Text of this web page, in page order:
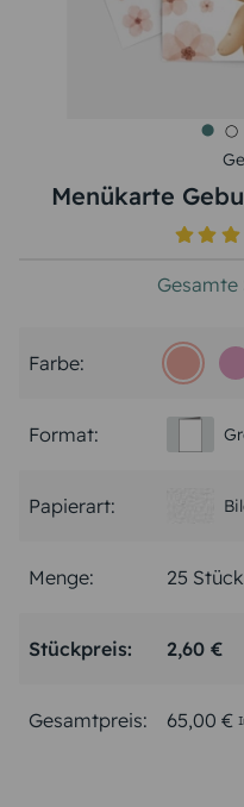
Menükarte
Gesamte
Farbe:
Format:
Papierart:
Menge:
Stückpreis: 2,60 €
Gesamtpreis: 65,00 €